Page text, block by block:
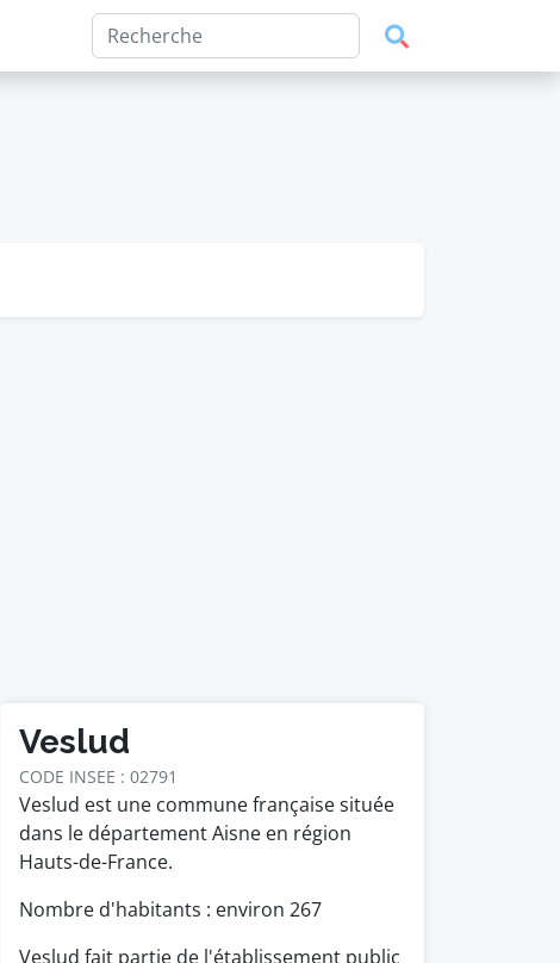
Veslud
CODE INSEE : 02791
Veslud est une commune française située
dans le département Aisne en région
Hauts-de-France.
Nombre d'habitants : environ 267
Veslud fait partie de l'établissement public